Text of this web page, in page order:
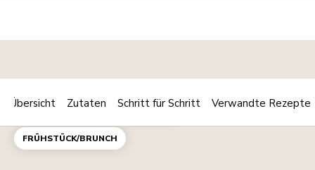
HAUPTGERICHT VEGETARISCH
FRÜHSTÜCK/BRUNCH
Print
Share
Übersicht Zutaten Schritt für Schritt Verwandte Rezepte